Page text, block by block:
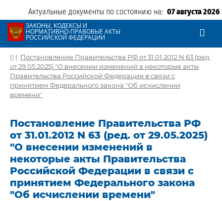
Актуальные документы по состоянию на: 07 августа 2026
ЗАКОНЫ, КОДЕКСЫ И
НОРМАТИВНО-ПРАВОВЫЕ АКТЫ
РОССИЙСКОЙ ФЕДЕРАЦИИ
| Постановление Правительства РФ от 31.01.2012 N 63 (ред.
от 29.05.2025) "О внесении изменений в некоторые акты
Правительства Российской Федерации в связи с
принятием Федерального закона "Об исчислении
времени"
Постановление Правительства РФ
от 31.01.2012 N 63 (ред. от 29.05.2025)
"О внесении изменений в
некоторые акты Правительства
Российской Федерации в связи с
принятием Федерального закона
"Об исчислении времени"